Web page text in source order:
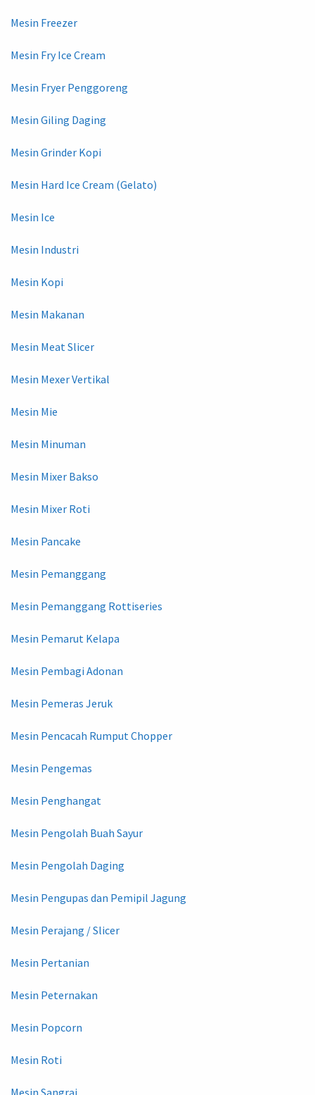
Mesin Freezer
Mesin Fry Ice Cream
Mesin Fryer Penggoreng
Mesin Giling Daging
Mesin Grinder Kopi
Mesin Hard Ice Cream (Gelato)
Mesin Ice
Mesin Industri
Mesin Kopi
Mesin Makanan
Mesin Meat Slicer
Mesin Mexer Vertikal
Mesin Mie
Mesin Minuman
Mesin Mixer Bakso
Mesin Mixer Roti
Mesin Pancake
Mesin Pemanggang
Mesin Pemanggang Rottiseries
Mesin Pemarut Kelapa
Mesin Pembagi Adonan
Mesin Pemeras Jeruk
Mesin Pencacah Rumput Chopper
Mesin Pengemas
Mesin Penghangat
Mesin Pengolah Buah Sayur
Mesin Pengolah Daging
Mesin Pengupas dan Pemipil Jagung
Mesin Perajang / Slicer
Mesin Pertanian
Mesin Peternakan
Mesin Popcorn
Mesin Roti
Mesin Sangrai